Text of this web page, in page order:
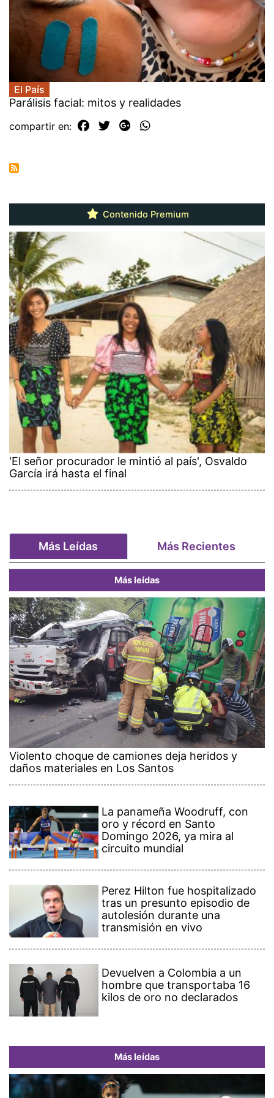
El País
Parálisis facial: mitos y realidades
compartir en:
Contenido Premium
'El señor procurador le mintió al país', Osvaldo
García irá hasta el final
Más Leídas Más Recientes
Más leídas
Violento choque de camiones deja heridos y
daños materiales en Los Santos
La panameña Woodruff, con
oro y récord en Santo
Domingo 2026, ya mira al
circuito mundial
Perez Hilton fue hospitalizado
tras un presunto episodio de
autolesión durante una
transmisión en vivo
Devuelven a Colombia a un
hombre que transportaba 16
kilos de oro no declarados
Más leídas